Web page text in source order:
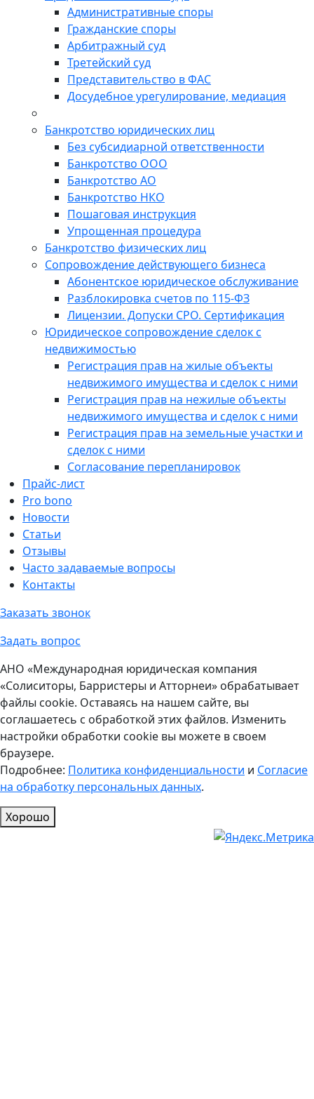
Административные споры
Гражданские споры
Арбитражный суд
Третейский суд
Представительство в ФАС
Досудебное урегулирование, медиация
Банкротство юридических лиц
Без субсидиарной ответственности
Банкротство ООО
Банкротство АО
Банкротство НКО
Пошаговая инструкция
Упрощенная процедура
Банкротство физических лиц
Сопровождение действующего бизнеса
Абонентское юридическое обслуживание
Разблокировка счетов по 115-ФЗ
Лицензии. Допуски СРО. Сертификация
Юридическое сопровождение сделок с
недвижимостью
Регистрация прав на жилые объекты
недвижимого имущества и сделок с ними
Регистрация прав на нежилые объекты
недвижимого имущества и сделок с ними
Регистрация прав на земельные участки и
сделок с ними
Согласование перепланировок
Прайс-лист
Pro bono
Новости
Статьи
Отзывы
Часто задаваемые вопросы
Контакты
Заказать звонок
Задать вопрос
АНО «Международная юридическая компания
«Солиситоры, Барристеры и Атторнеи» обрабатывает
файлы cookie. Оставаясь на нашем сайте, вы
соглашаетесь с обработкой этих файлов. Изменить
настройки обработки cookie вы можете в своем
браузере.
Подробнее: Политика конфиденциальности и Согласие
на обработку персональных данных.
Хорошо